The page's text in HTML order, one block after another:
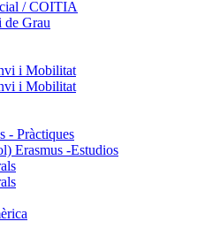
/ COITIA
de Grau
i Mobilitat
i Mobilitat
- Pràctiques
Erasmus -Estudios